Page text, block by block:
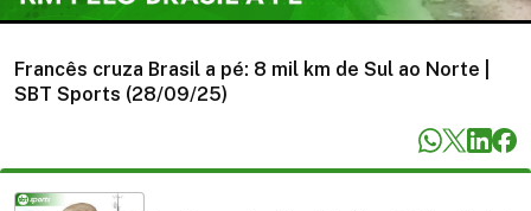
Francês cruza Brasil a pé: 8 mil km de Sul ao Norte |
SBT Sports (28/09/25)